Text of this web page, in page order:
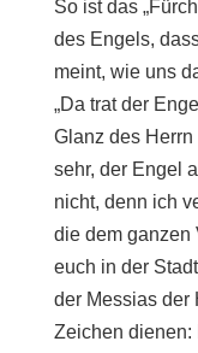
So ist das
des Engels,
meint, wie uns
„Da trat der
Glanz des
sehr, der Engel
nicht, denn ich
die dem ganzen
euch in der
der Messias der
Zeichen dienen: